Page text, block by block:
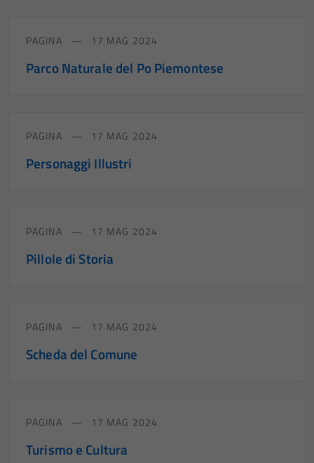
PAGINA 17 MAG 2024
Parco Naturale del Po Piemontese
PAGINA 17 MAG 2024
Personaggi Illustri
PAGINA 17 MAG 2024
Pillole di Storia
PAGINA 17 MAG 2024
Scheda del Comune
PAGINA 17 MAG 2024
Turismo e Cultura